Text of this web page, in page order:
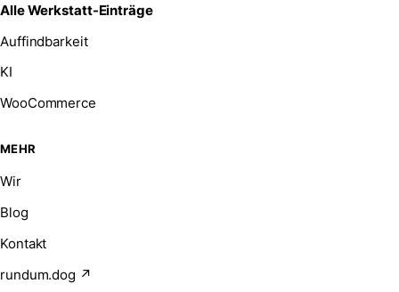
Alle Werkstatt-Einträge
Auffindbarkeit
KI
WooCommerce
MEHR
Wir
Blog
Kontakt
rundum.dog ↗